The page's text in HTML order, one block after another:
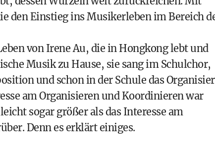
den Einstieg ins Musikerleben im Bereich
von Irene Au, die in Hongkong lebt und
Musik zu Hause, sie sang im Schulchor,
und schon in der Schule das
am Organisieren und Koordinieren war
sogar größer als das Interesse am
Denn es erklärt einiges.